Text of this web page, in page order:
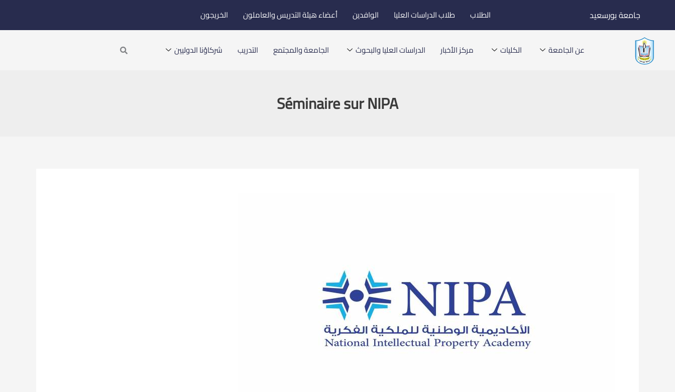
إلى
المحتوى
جامعة بورسعيد الطلاب طلاب الدراسات العليا الوافدين أعضاء هيئة التدريس والعاملون الخريجون
عن الجامعة الكليات مركز الأخبار الدراسات العليا والبحوث الجامعة والمجتمع التدريب شركاؤنا الدوليين Search
Séminaire sur NIPA